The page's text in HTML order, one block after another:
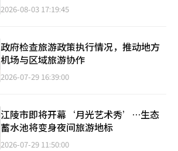
2026-08-03 17:19:45
政府检查旅游政策执行情况，推动地方
机场与区域旅游协作
2026-07-29 16:39:00
江陵市即将开幕‘月光艺术秀’…生态
蓄水池将变身夜间旅游地标
2026-07-29 11:50:00